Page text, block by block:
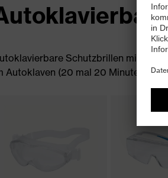
Schutzbrillen mit
Autoklaven (20 mal 20 Minuten bei